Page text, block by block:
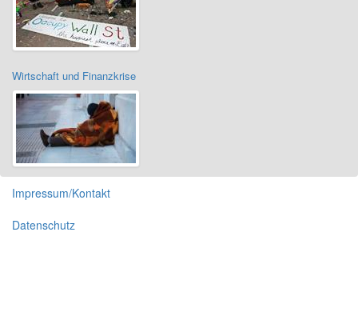
Wirtschaft und Finanzkrise
Impressum/Kontakt
Datenschutz